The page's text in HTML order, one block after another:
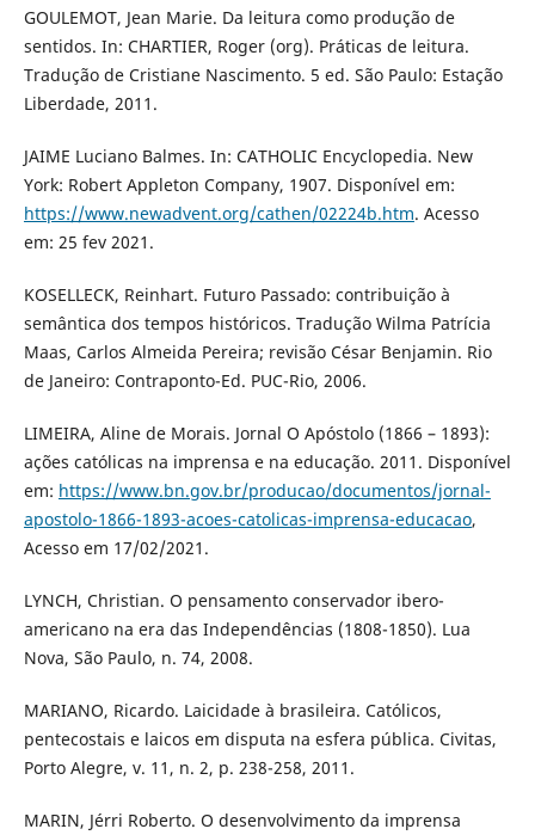
GOULEMOT, Jean Marie. Da leitura como produção de
sentidos. In: CHARTIER, Roger (org). Práticas de leitura.
Tradução de Cristiane Nascimento. 5 ed. São Paulo: Estação
Liberdade, 2011.
JAIME Luciano Balmes. In: CATHOLIC Encyclopedia. New
York: Robert Appleton Company, 1907. Disponível em:
https://www.newadvent.org/cathen/02224b.htm. Acesso
em: 25 fev 2021.
KOSELLECK, Reinhart. Futuro Passado: contribuição à
semântica dos tempos históricos. Tradução Wilma Patrícia
Maas, Carlos Almeida Pereira; revisão César Benjamin. Rio
de Janeiro: Contraponto-Ed. PUC-Rio, 2006.
LIMEIRA, Aline de Morais. Jornal O Apóstolo (1866 – 1893):
ações católicas na imprensa e na educação. 2011. Disponível
em: https://www.bn.gov.br/producao/documentos/jornal-
apostolo-1866-1893-acoes-catolicas-imprensa-educacao,
Acesso em 17/02/2021.
LYNCH, Christian. O pensamento conservador ibero-
americano na era das Independências (1808-1850). Lua
Nova, São Paulo, n. 74, 2008.
MARIANO, Ricardo. Laicidade à brasileira. Católicos,
pentecostais e laicos em disputa na esfera pública. Civitas,
Porto Alegre, v. 11, n. 2, p. 238-258, 2011.
MARIN, Jérri Roberto. O desenvolvimento da imprensa